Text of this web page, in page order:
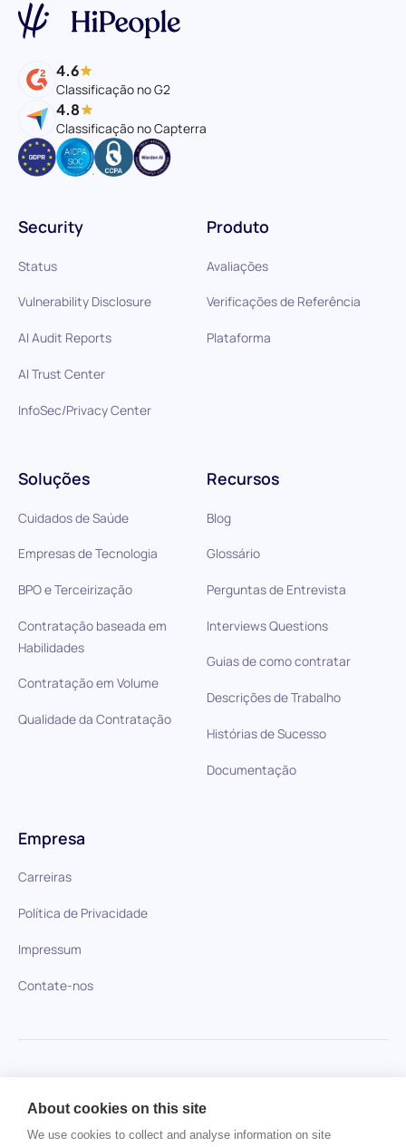
4.6
Classificação no G2
4.8
Classificação no Capterra
Produto
Avaliações
Verificações de Referência
Plataforma
Soluções
Cuidados de Saúde
Empresas de Tecnologia
BPO e Terceirização
Contratação baseada em
Habilidades
Contratação em Volume
Qualidade da Contratação
Recursos
Blog
Glossário
Perguntas de Entrevista
Interviews Questions
Guias de como contratar
Descrições de Trabalho
Histórias de Sucesso
Documentação
Security
Status
Vulnerability Disclosure
AI Audit Reports
AI Trust Center
InfoSec/Privacy Center
Empresa
Carreiras
Política de Privacidade
Impressum
Contate-nos
Nenhum item encontrado.
About cookies on this site
We use cookies to collect and analyse information on site